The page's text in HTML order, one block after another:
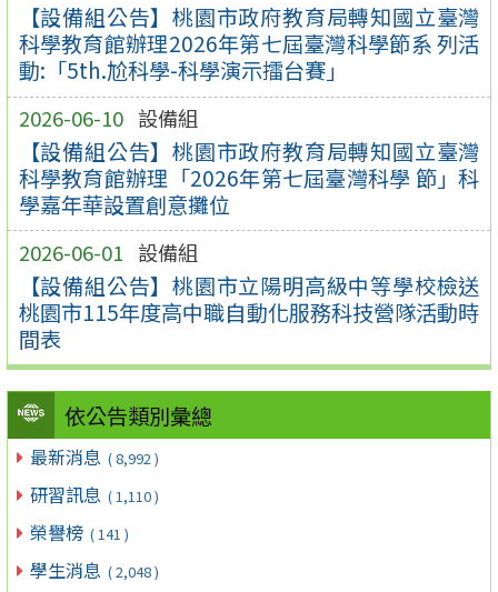
【設備組公告】桃園市政府教育局轉知國立臺灣
科學教育館辦理2026年第七屆臺灣科學節系 列活
動:「5th.尬科學-科學演示擂台賽」
2026-06-10 設備組
【設備組公告】桃園市政府教育局轉知國立臺灣
科學教育館辦理「2026年第七屆臺灣科學 節」科
學嘉年華設置創意攤位
2026-06-01 設備組
【設備組公告】桃園市立陽明高級中等學校檢送
桃園市115年度高中職自動化服務科技營隊活動時
間表
依公告類別彙總
最新消息 ( 8,992 )
研習訊息 ( 1,110 )
榮譽榜 ( 141 )
學生消息 ( 2,048 )